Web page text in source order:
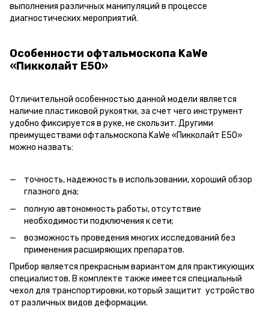
выполнения различных манипуляций в процессе
диагностических мероприятий.
Особенности офтальмоскопа KaWe
«Пикколайт Е50»
Отличительной особенностью данной модели является
наличие пластиковой рукоятки, за счет чего инструмент
удобно фиксируется в руке, не скользит. Другими
преимуществами офтальмоскопа KaWe «Пикколайт Е50»
можно назвать:
точность, надежность в использовании, хороший обзор
глазного дна;
полную автономность работы, отсутствие
необходимости подключения к сети;
возможность проведения многих исследований без
применения расширяющих препаратов.
Прибор является прекрасным вариантом для практикующих
специалистов. В комплекте также имеется специальный
чехол для транспортировки, который защитит устройство
от различных видов деформации.